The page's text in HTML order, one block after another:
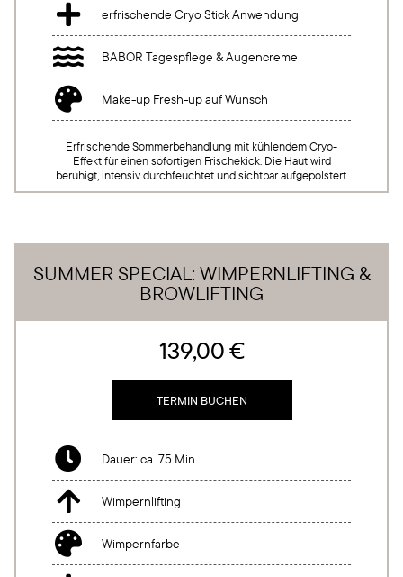
 erfrischende Cryo Stick Anwendung
 BABOR Tagespflege & Augencreme
 Make-up Fresh-up auf Wunsch
Erfrischende Sommerbehandlung mit kühlendem Cryo-
Effekt für einen sofortigen Frischekick. Die Haut wird
beruhigt, intensiv durchfeuchtet und sichtbar aufgepolstert.
SUMMER SPECIAL: WIMPERNLIFTING &
BROWLIFTING
139,00 €
TERMIN BUCHEN
 Dauer: ca. 75 Min.
 Wimpernlifting
 Wimpernfarbe